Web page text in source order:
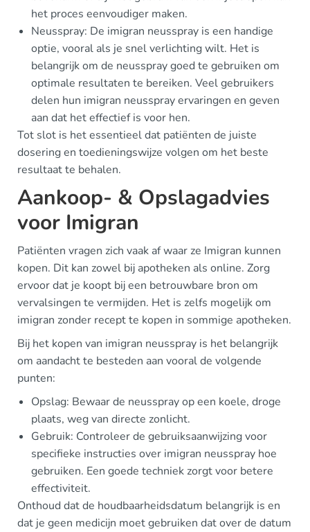
het proces eenvoudiger maken.
Neusspray: De imigran neusspray is een handige
optie, vooral als je snel verlichting wilt. Het is
belangrijk om de neusspray goed te gebruiken om
optimale resultaten te bereiken. Veel gebruikers
delen hun imigran neusspray ervaringen en geven
aan dat het effectief is voor hen.
Tot slot is het essentieel dat patiënten de juiste
dosering en toedieningswijze volgen om het beste
resultaat te behalen.
Aankoop- & Opslagadvies
voor Imigran
Patiënten vragen zich vaak af waar ze Imigran kunnen
kopen. Dit kan zowel bij apotheken als online. Zorg
ervoor dat je koopt bij een betrouwbare bron om
vervalsingen te vermijden. Het is zelfs mogelijk om
imigran zonder recept te kopen in sommige apotheken.
Bij het kopen van imigran neusspray is het belangrijk
om aandacht te besteden aan vooral de volgende
punten:
Opslag: Bewaar de neusspray op een koele, droge
plaats, weg van directe zonlicht.
Gebruik: Controleer de gebruiksaanwijzing voor
specifieke instructies over imigran neusspray hoe
gebruiken. Een goede techniek zorgt voor betere
effectiviteit.
Onthoud dat de houdbaarheidsdatum belangrijk is en
dat je geen medicijn moet gebruiken dat over de datum